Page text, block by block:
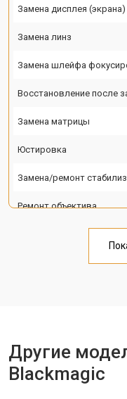
Замена дисплея (экрана)
Замена линз
Замена шлейфа
Восстановление после
Замена матрицы
Юстировка
Замена/ремонт
Ремонт объектива
Другие
Blackmagic